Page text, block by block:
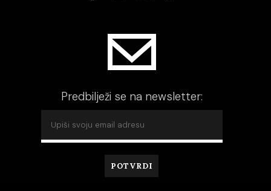
Predbilježi se na newsletter: